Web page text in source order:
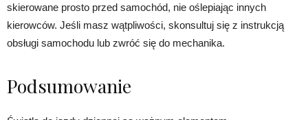
skierowane prosto przed samochód, nie oślepiając innych
kierowców. Jeśli masz wątpliwości, skonsultuj się z instrukcją
obsługi samochodu lub zwróć się do mechanika.
Podsumowanie